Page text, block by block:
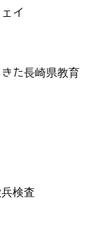
イ
た長崎県教育
検査